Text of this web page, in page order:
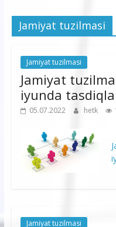
tarmoqlari
korxonasi”
Jamiyat tuzilmasi
Jamiyat tuzilmasi
Jamiyat
iyunda
05.07.2022 hetk
Jamiyat tuzilmasi